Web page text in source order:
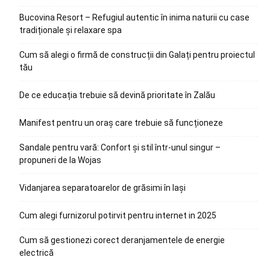
Bucovina Resort – Refugiul autentic în inima naturii cu case
tradiționale și relaxare spa
Cum să alegi o firmă de construcții din Galați pentru proiectul
tău
De ce educația trebuie să devină prioritate în Zalău
Manifest pentru un oraș care trebuie să funcționeze
Sandale pentru vară: Confort și stil într-unul singur –
propuneri de la Wojas
Vidanjarea separatoarelor de grăsimi în Iași
Cum alegi furnizorul potirvit pentru internet in 2025
Cum să gestionezi corect deranjamentele de energie
electrică